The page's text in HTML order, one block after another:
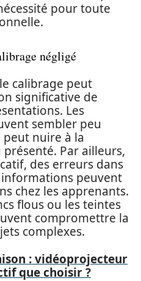
pour toute
négligé
calibrage peut
significative de
Les
sembler peu
nuire à la
Par ailleurs,
des erreurs dans
peuvent
chez les apprenants.
flous ou les teintes
compromettre la
complexes.
: vidéoprojecteur
que choisir ?